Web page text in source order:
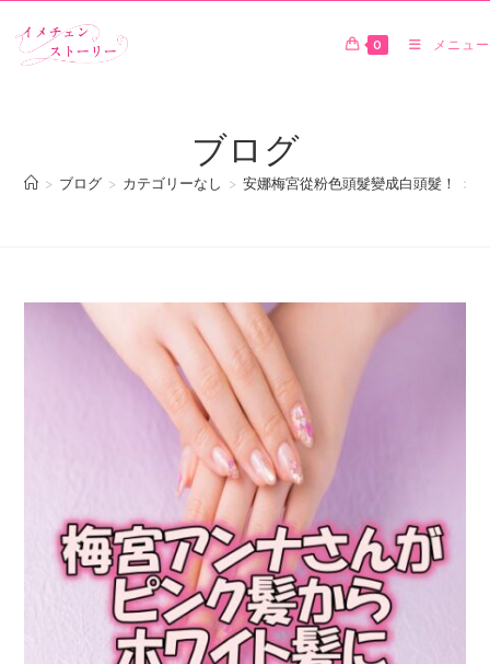
0 メニュー
ブログ
> ブログ > カテゴリーなし > 安娜梅宮從粉色頭髮變成白頭髮！ >